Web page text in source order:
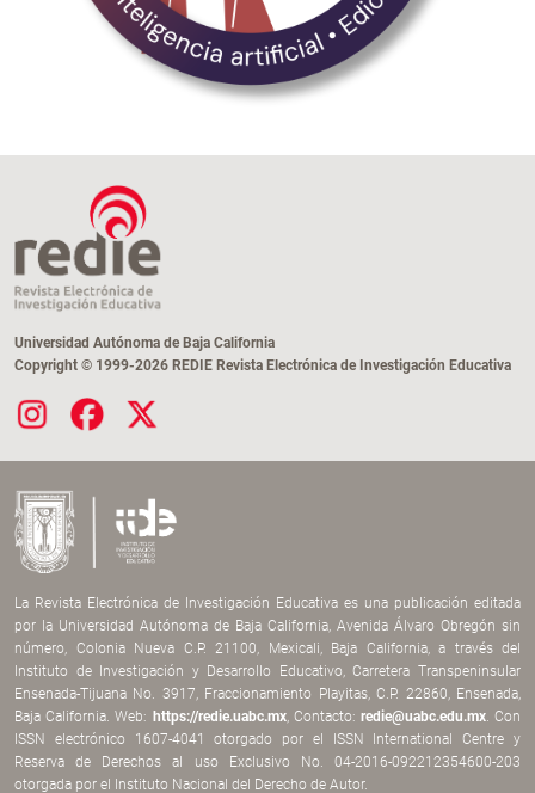
Universidad Autónoma de Baja California
Copyright © 1999-2026 REDIE Revista Electrónica de Investigación Educativa
La Revista Electrónica de Investigación Educativa es una publicación editada
por la Universidad Autónoma de Baja California, Avenida Álvaro Obregón sin
número, Colonia Nueva C.P. 21100, Mexicali, Baja California, a través del
Instituto de Investigación y Desarrollo Educativo, Carretera Transpeninsular
Ensenada-Tijuana No. 3917, Fraccionamiento Playitas, C.P. 22860, Ensenada,
Baja California. Web: https://redie.uabc.mx, Contacto: redie@uabc.edu.mx. Con
ISSN electrónico 1607-4041 otorgado por el ISSN International Centre y
Reserva de Derechos al uso Exclusivo No. 04-2016-092212354600-203
otorgada por el Instituto Nacional del Derecho de Autor.